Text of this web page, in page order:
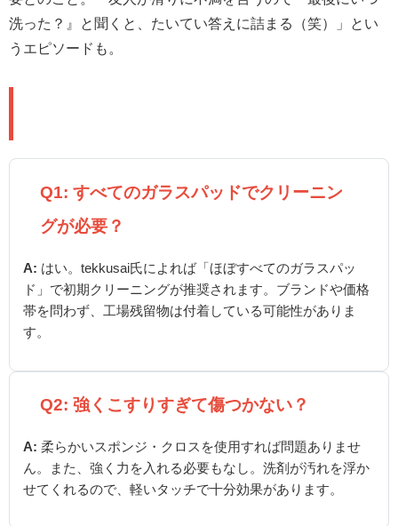
洗った？』と聞くと、たいてい答えに詰まる（笑）」とい
うエピソードも。
Q1: すべてのガラスパッドでクリーニン
グが必要？
A: はい。tekkusai氏によれば「ほぼすべてのガラスパッ
ド」で初期クリーニングが推奨されます。ブランドや価格
帯を問わず、工場残留物は付着している可能性がありま
す。
Q2: 強くこすりすぎて傷つかない？
A: 柔らかいスポンジ・クロスを使用すれば問題ありませ
ん。また、強く力を入れる必要もなし。洗剤が汚れを浮か
せてくれるので、軽いタッチで十分効果があります。